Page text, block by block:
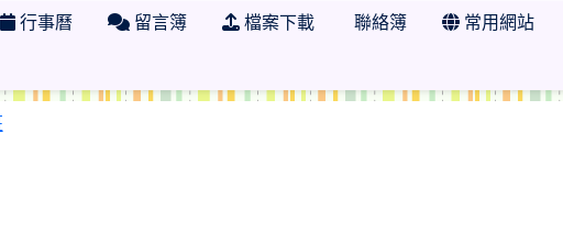
行事曆 留言簿 檔案下載 聯絡簿 常用網站
110 學年度 臺南市市立日新國小三年四班